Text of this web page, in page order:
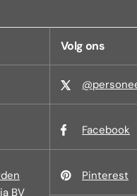
BV
Volg ons
Facebook
Pinterest